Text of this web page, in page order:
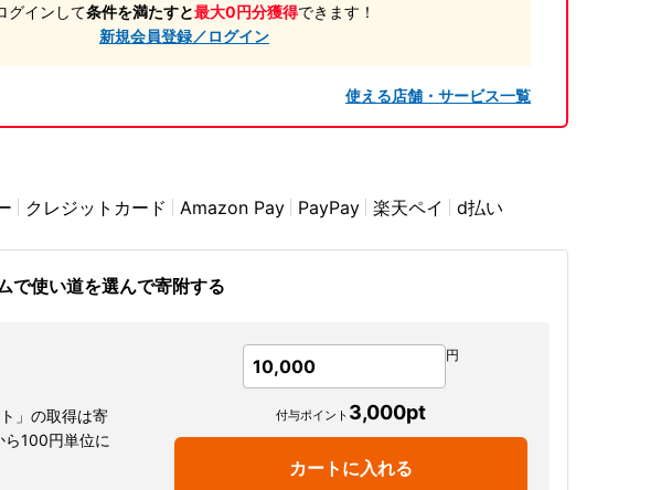
グインして条件を満たすと最大0円分獲得できます！
新規会員登録／ログイン
使える店舗・サービス一覧
クレジットカード Amazon Pay PayPay 楽天ペイ d払い
で使い道を選んで寄附する
」の取得は寄
100円単位に
10,000
円
付与ポイント 3,000pt
カートに入れる